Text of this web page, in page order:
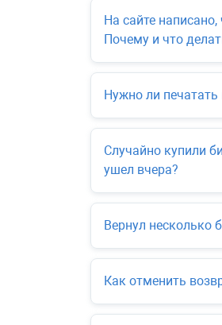
На сайте
Почему и что
Нужно ли
Случайно купили
ушел вчера?
Вернул несколько
Как отменить